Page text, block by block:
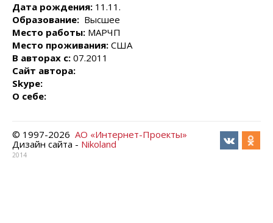
Дата рождения: 11.11.
Образование: Высшее
Место работы: МАРЧП
Место проживания: США
В авторах с: 07.2011
Сайт автора:
Skype:
О себе:
© 1997-2026 АО «Интернет-Проекты»
Дизайн сайта - Nikoland
2014